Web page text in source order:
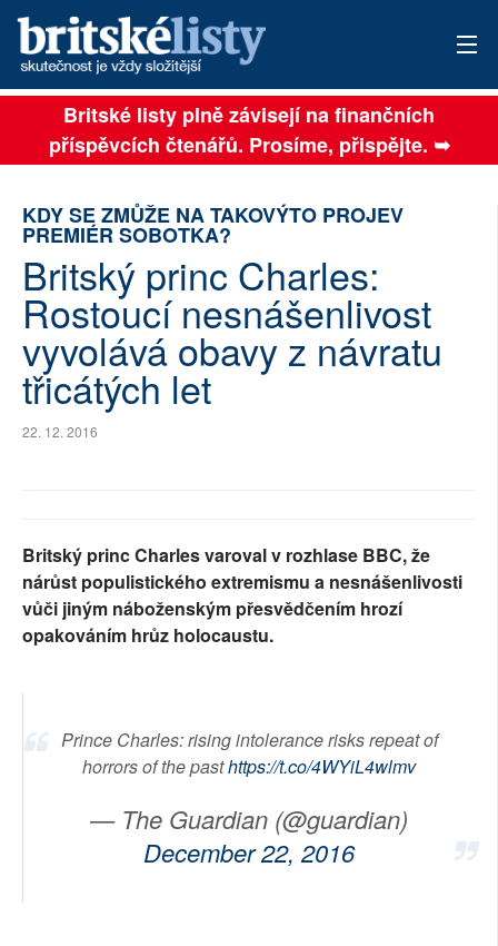
AKTUÁLNÍ VYDÁNÍ
ARCHIV
TÉMATA
AUTOŘI
PŘÍSPĚVKY NA PROVOZ
SOCIÁLNÍ SÍTĚ
PLNÁ VERZE STRÁNEK
Britské listy plně závisejí na finančních
příspěvcích čtenářů. Prosíme, přispějte. ➥
KDY SE ZMŮŽE NA TAKOVÝTO PROJEV
PREMIÉR SOBOTKA?
Britský princ Charles:
Rostoucí nesnášenlivost
vyvolává obavy z návratu
třicátých let
22. 12. 2016
Britský princ Charles varoval v rozhlase BBC, že
nárůst populistického extremismu a nesnášenlivosti
vůči jiným náboženským přesvědčením hrozí
opakováním hrůz holocaustu.
Prince Charles: rising intolerance risks repeat of
horrors of the pasthttps://t.co/4WYiL4wlmv
— The Guardian (@guardian)
December 22, 2016